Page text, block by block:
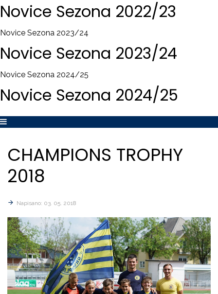
Novice Sezona 2022/23
Novice Sezona 2023/24
Novice Sezona 2023/24
Novice Sezona 2024/25
Novice Sezona 2024/25
CHAMPIONS TROPHY
2018
Napisano: 03. 05. 2018